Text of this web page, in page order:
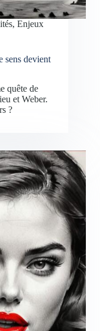
, Enjeux
sens devient
quête de
et Weber.
?